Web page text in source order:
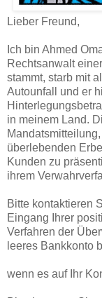
Lieber Freund,
Ich bin Ahmed
Rechtsanwalt
stammt, starb mit
Autounfall und er
in meinem Land.
überlebenden
Kunden zu
ihrem
Bitte kontaktieren
Eingang Ihrer
Verfahren der
leeres Bankkonto
wenn es auf Ihr